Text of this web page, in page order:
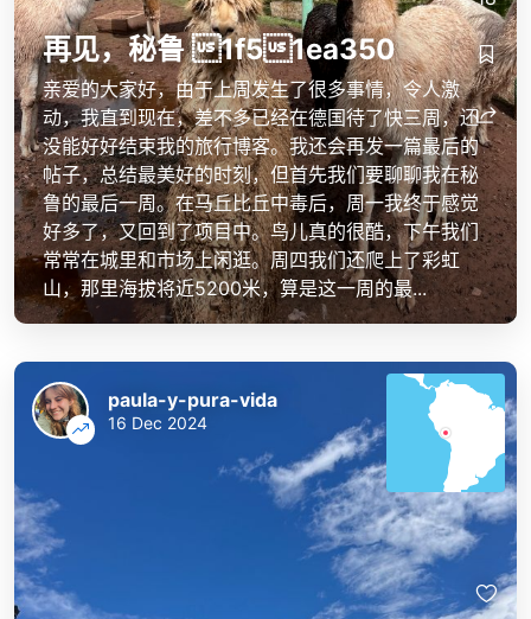
再见，秘鲁 1f51ea 350
亲爱的大家好，由于上周发生了很多事情，令人激
动，我直到现在，差不多已经在德国待了快三周，还
没能好好结束我的旅行博客。我还会再发一篇最后的
帖子，总结最美好的时刻，但首先我们要聊聊我在秘
鲁的最后一周。在马丘比丘中毒后，周一我终于感觉
好多了，又回到了项目中。鸟儿真的很酷，下午我们
常常在城里和市场上闲逛。周四我们还爬上了彩虹
山，那里海拔将近5200米，算是这一周的最...
paula-y-pura-vida
16 Dec 2024